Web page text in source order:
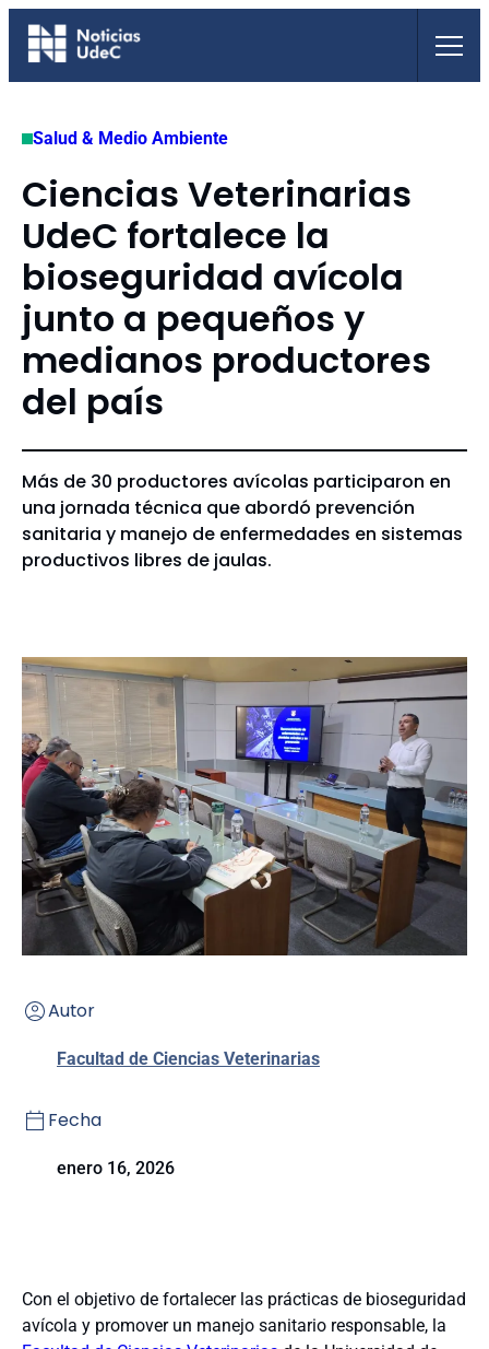
Saltar
Salud & Medio Ambiente
Ciencias Veterinarias
UdeC fortalece la
bioseguridad avícola
junto a pequeños y
medianos productores
del país
Más de 30 productores avícolas participaron en
una jornada técnica que abordó prevención
sanitaria y manejo de enfermedades en sistemas
productivos libres de jaulas.
Autor
Facultad de Ciencias Veterinarias
Fecha
enero 16, 2026
Con el objetivo de fortalecer las prácticas de bioseguridad
avícola y promover un manejo sanitario responsable, la